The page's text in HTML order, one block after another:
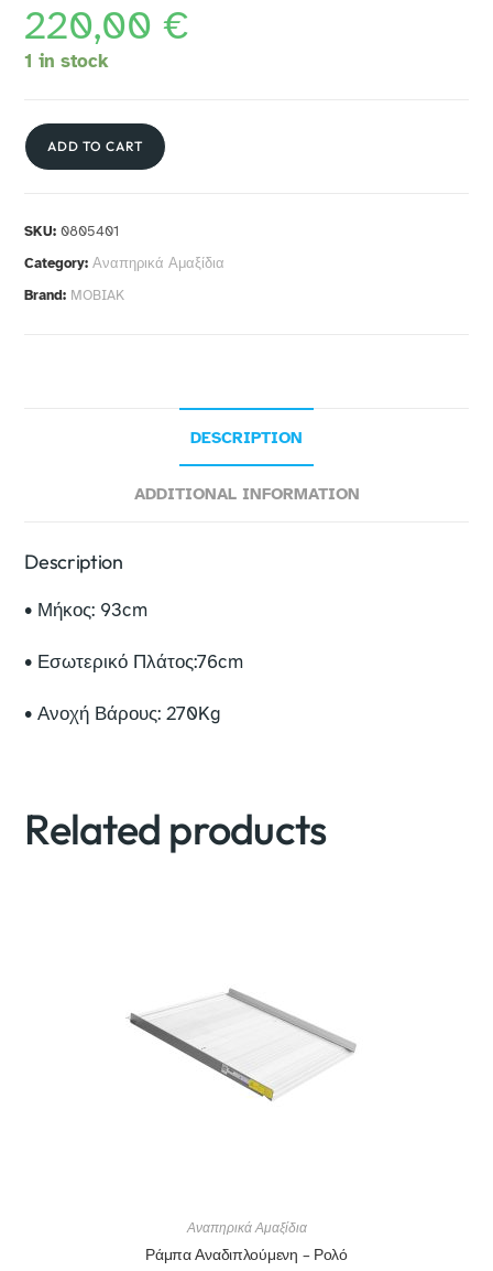
220,00€
1 in stock
ADD TO CART
SKU:0805401
Category:Αναπηρικά Αμαξίδια
Brand: MOBIAK
DESCRIPTION
ADDITIONAL INFORMATION
Description
• Μήκος: 93cm
• Εσωτερικό Πλάτος:76cm
• Ανοχή Βάρους: 270Kg
Related products
Αναπηρικά Αμαξίδια
Ράμπα Αναδιπλούμενη – Ρολό